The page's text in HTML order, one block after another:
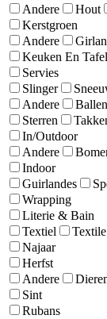
Andere
Hout
Kerstgroen
Andere
Keuken En Tafel
Servies
Slinger
Andere
Ballen
Sterren
In/Outdoor
Andere
Indoor
Guirlandes
Wrapping
Literie & Bain
Textiel
Textile
Najaar
Herfst
Andere
Sint
Rubans